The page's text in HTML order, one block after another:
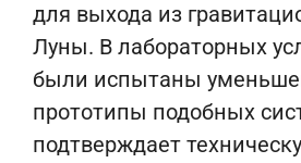
для выхода из
Луны. В лабораторных
были испытаны
прототипы подобных
подтверждает